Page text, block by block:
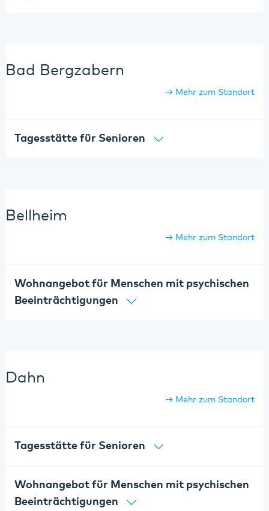
Bad Bergzabern
Mehr zum Standort
Tagesstätte für Senioren
Bellheim
Mehr zum Standort
Wohnangebot für Menschen mit psychischen
Beeinträchtigungen
Dahn
Mehr zum Standort
Tagesstätte für Senioren
Wohnangebot für Menschen mit psychischen
Beeinträchtigungen